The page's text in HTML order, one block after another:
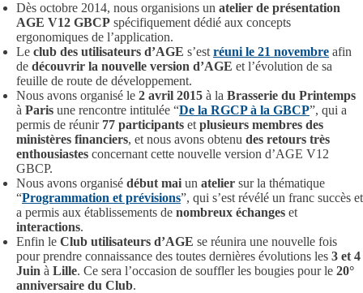
Dès octobre 2014, nous organisions un atelier de présentation
AGE V12 GBCP spécifiquement dédié aux concepts
ergonomiques de l’application.
Le club des utilisateurs d’AGE s’est réuni le 21 novembre afin
de découvrir la nouvelle version d’AGE et l’évolution de sa
feuille de route de développement.
Nous avons organisé le 2 avril 2015 à la Brasserie du Printemps
à Paris une rencontre intitulée “De la RGCP à la GBCP”, qui a
permis de réunir 77 participants et plusieurs membres des
ministères financiers, et nous avons obtenu des retours très
enthousiastes concernant cette nouvelle version d’AGE V12
GBCP.
Nous avons organisé début mai un atelier sur la thématique
“Programmation et prévisions”, qui s’est révélé un franc succès et
a permis aux établissements de nombreux échanges et
interactions.
Enfin le Club utilisateurs d’AGE se réunira une nouvelle fois
pour prendre connaissance des toutes dernières évolutions les 3 et 4
Juin à Lille. Ce sera l’occasion de souffler les bougies pour le 20°
anniversaire du Club.